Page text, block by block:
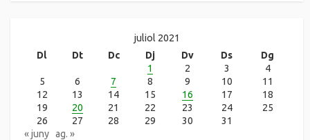
juliol 2021
Dl
Dt Dc Dj Dv Ds
Dg
1
2 3
4
5
6 7 8 9 10
11
12
13 14 15 16 17
18
19
20 21 22 23 24
25
26
27 28 29 30
31
« juny ag. »